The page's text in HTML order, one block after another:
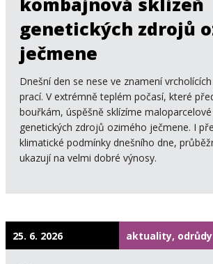
genetických zdrojů
ječmene
Dnešní den se nese ve znamení
prací. V extrémně teplém počasí, které
bouřkám, úspěšně sklízíme
genetických zdrojů ozimého ječmene. I
klimatické podmínky dnešního dne,
ukazují na velmi dobré výnosy.
25. 6. 2026 aktuality, odrůdy